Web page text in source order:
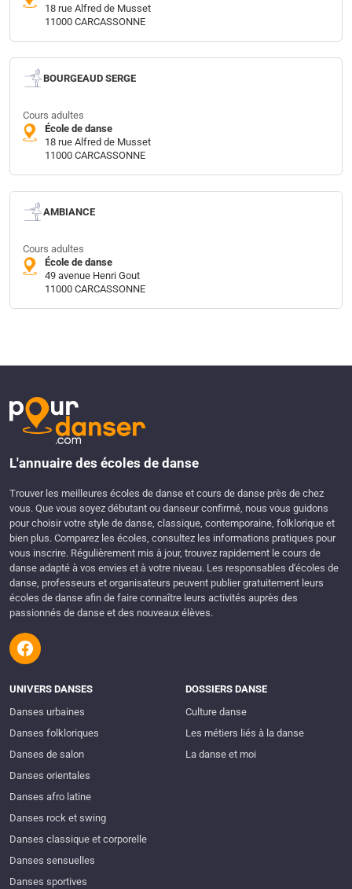
18 rue Alfred de Musset
11000 CARCASSONNE
BOURGEAUD SERGE
Cours adultes
École de danse
18 rue Alfred de Musset
11000 CARCASSONNE
AMBIANCE
Cours adultes
École de danse
49 avenue Henri Gout
11000 CARCASSONNE
L'annuaire des écoles de danse
Trouver les meilleures écoles de danse et cours de danse près de chez
vous. Que vous soyez débutant ou danseur confirmé, nous vous guidons
pour choisir votre style de danse, classique, contemporaine, folklorique et
bien plus. Comparez les écoles, consultez les informations pratiques pour
vous inscrire. Régulièrement mis à jour, trouvez rapidement le cours de
danse adapté à vos envies et à votre niveau. Les responsables d'écoles de
danse, professeurs et organisateurs peuvent publier gratuitement leurs
écoles de danse afin de faire connaître leurs activités auprès des
passionnés de danse et des nouveaux élèves.
UNIVERS DANSES
Danses urbaines
Danses folkloriques
Danses de salon
Danses orientales
Danses afro latine
Danses rock et swing
Danses classique et corporelle
Danses sensuelles
Danses sportives
DOSSIERS DANSE
Culture danse
Les métiers liés à la danse
La danse et moi